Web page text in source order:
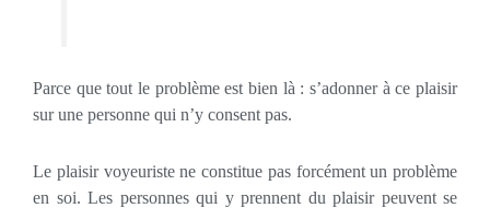
Parce que tout le problème est bien là : s’adonner à ce plaisir
sur une personne qui n’y consent pas.
Le plaisir voyeuriste ne constitue pas forcément un problème
en soi. Les personnes qui y prennent du plaisir peuvent se